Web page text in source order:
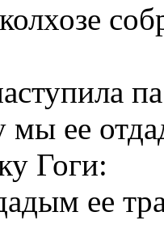
пa
мы ее
Гоги:
ее